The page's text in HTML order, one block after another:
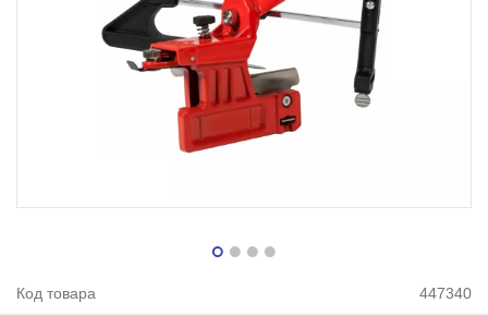
Код товара 447340